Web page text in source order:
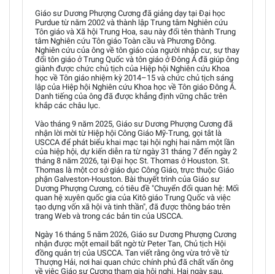
Giáo sư Dương Phượng Cương đã giảng dạy tại Đại học
Purdue từ năm 2002 và thành lập Trung tâm Nghiên cứu
Tôn giáo và Xã hội Trung Hoa, sau này đổi tên thành Trung
tâm Nghiên cứu Tôn giáo Toàn cầu và Phương Đông.
Nghiên cứu của ông về tôn giáo của người nhập cư, sự thay
đổi tôn giáo ở Trung Quốc và tôn giáo ở Đông Á đã giúp ông
giành được chức chủ tịch của Hiệp hội Nghiên cứu Khoa
học về Tôn giáo nhiệm kỳ 2014–15 và chức chủ tịch sáng
lập của Hiệp hội Nghiên cứu Khoa học về Tôn giáo Đông Á.
Danh tiếng của ông đã được khẳng định vững chắc trên
khắp các châu lục.
Vào tháng 9 năm 2025, Giáo sư Dương Phượng Cương đã
nhận lời mời từ Hiệp hội Công Giáo Mỹ-Trung, gọi tắt là
USCCA để phát biểu khai mạc tại hội nghị hai năm một lần
của hiệp hội, dự kiến diễn ra từ ngày 31 tháng 7 đến ngày 2
tháng 8 năm 2026, tại Đại học St. Thomas ở Houston. St.
Thomas là một cơ sở giáo dục Công Giáo, trực thuộc Giáo
phận Galveston-Houston. Bài thuyết trình của Giáo sư
Dương Phượng Cương, có tiêu đề "Chuyển đổi quan hệ: Mối
quan hệ xuyên quốc gia của Kitô giáo Trung Quốc và việc
tạo dựng vốn xã hội và tinh thần", đã được thông báo trên
trang Web và trong các bản tin của USCCA.
Ngày 16 tháng 5 năm 2026, Giáo sư Dương Phượng Cương
nhận được một email bất ngờ từ Peter Tan, Chủ tịch Hội
đồng quản trị của USCCA. Tan viết rằng ông vừa trở về từ
Thượng Hải, nơi hai quan chức chính phủ đã chất vấn ông
về việc Giáo sư Cương tham gia hội nghị. Hai ngày sau,